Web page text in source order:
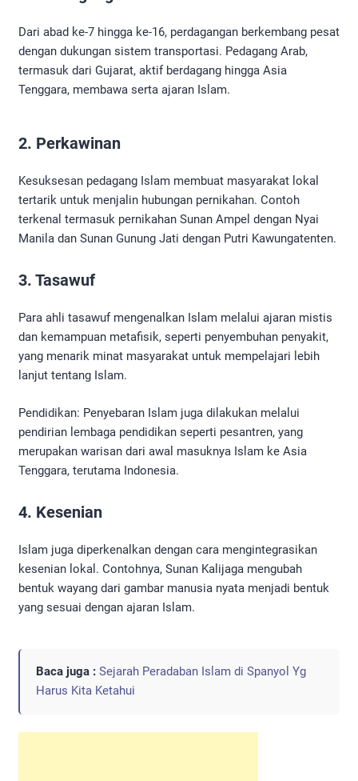
Dari abad ke-7 hingga ke-16, perdagangan berkembang pesat
dengan dukungan sistem transportasi. Pedagang Arab,
termasuk dari Gujarat, aktif berdagang hingga Asia
Tenggara, membawa serta ajaran Islam.
2. Perkawinan
Kesuksesan pedagang Islam membuat masyarakat lokal
tertarik untuk menjalin hubungan pernikahan. Contoh
terkenal termasuk pernikahan Sunan Ampel dengan Nyai
Manila dan Sunan Gunung Jati dengan Putri Kawungatenten.
3. Tasawuf
Para ahli tasawuf mengenalkan Islam melalui ajaran mistis
dan kemampuan metafisik, seperti penyembuhan penyakit,
yang menarik minat masyarakat untuk mempelajari lebih
lanjut tentang Islam.
Pendidikan: Penyebaran Islam juga dilakukan melalui
pendirian lembaga pendidikan seperti pesantren, yang
merupakan warisan dari awal masuknya Islam ke Asia
Tenggara, terutama Indonesia.
4. Kesenian
Islam juga diperkenalkan dengan cara mengintegrasikan
kesenian lokal. Contohnya, Sunan Kalijaga mengubah
bentuk wayang dari gambar manusia nyata menjadi bentuk
yang sesuai dengan ajaran Islam.
Baca juga : Sejarah Peradaban Islam di Spanyol Yg
Harus Kita Ketahui